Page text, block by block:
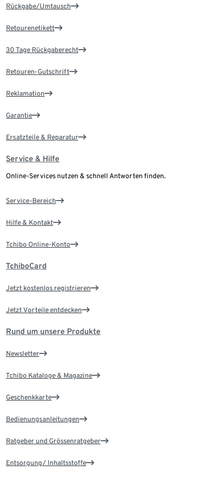
Rückgabe/Umtausch
Retourenetikett
30 Tage Rückgaberecht
Retouren-Gutschrift
Reklamation
Garantie
Ersatzteile & Reparatur
Service & Hilfe
Online-Services nutzen & schnell Antworten finden.
Service-Bereich
Hilfe & Kontakt
Tchibo Online-Konto
TchiboCard
Jetzt kostenlos registrieren
Jetzt Vorteile entdecken
Rund um unsere Produkte
Newsletter
Tchibo Kataloge & Magazine
Geschenkkarte
Bedienungsanleitungen
Ratgeber und Grössenratgeber
Entsorgung/ Inhaltsstoffe